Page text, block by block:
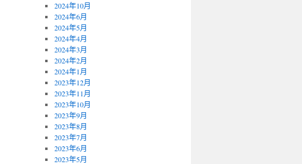
2024年10月
2024年6月
2024年5月
2024年4月
2024年3月
2024年2月
2024年1月
2023年12月
2023年11月
2023年10月
2023年9月
2023年8月
2023年7月
2023年6月
2023年5月